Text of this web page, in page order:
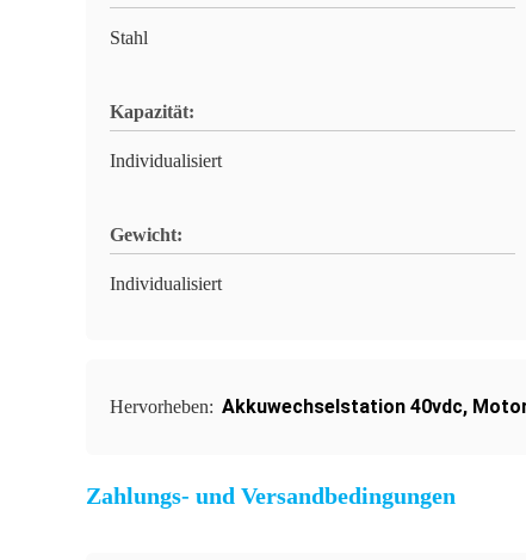
Stahl
Kapazität:
Individualisiert
Gewicht:
Individualisiert
Hervorheben: Akkuwechselstation 40vdc,
Zahlungs- und Versandbedingungen